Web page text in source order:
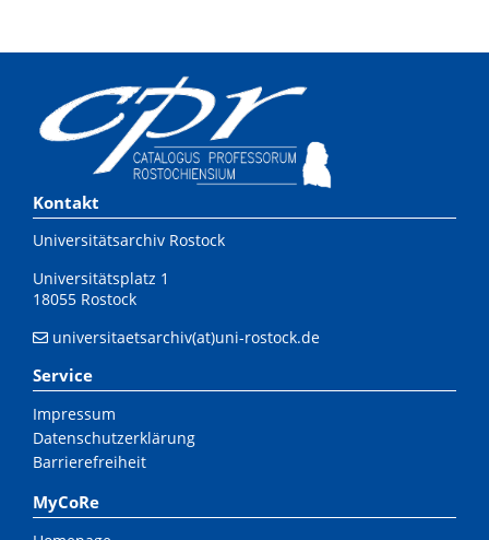
Kontakt
Universitätsarchiv Rostock
Universitätsplatz 1
18055 Rostock
universitaetsarchiv(at)uni-rostock.de
Service
Impressum
Datenschutzerklärung
Barrierefreiheit
MyCoRe